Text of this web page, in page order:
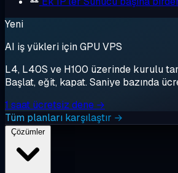
Yeni
AI iş yükleri için GPU VPS
L4, L40S ve H100 üzerinde kurulu
Başlat, eğit, kapat. Saniye bazında
1 saat ücretsiz dene →
Tüm planları karşılaştır →
Çözümler